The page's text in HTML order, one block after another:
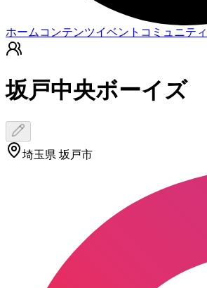
ホーム コンテンツイベント コミュニティ
坂戸中央ボーイズ
埼玉県 坂戸市